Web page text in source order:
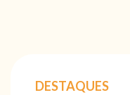
DESTAQUES